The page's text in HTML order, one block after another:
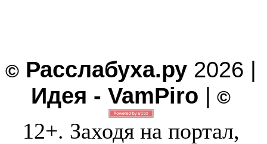
© Расслабуха.ру 2026 |
Идея - VamPiro | ©
12+. Заходя на портал,